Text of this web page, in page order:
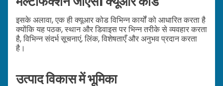
इसके अलावा, एक ही क्यूआर कोड विभिन्न कार्यों को आधारित करता है
क्योंकि यह पठक, स्थान और डिवाइस पर भिन्न तरीके से व्यवहार करता
है, विभिन्न संदर्भ सूचनाएं, लिंक, विशेषताएँ और अनुभव प्रदान करता
है।
उत्पाद विकास में भूमिका